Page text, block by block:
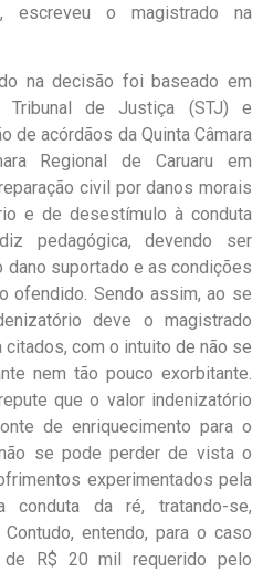
escreveu o magistrado na
na decisão foi baseado em
Tribunal de Justiça (STJ) e
de acórdãos da Quinta Câmara
Regional de Caruaru em
civil por danos morais
e de desestímulo à conduta
pedagógica, devendo ser
suportado e as condições
ofendido. Sendo assim, ao se
deve o magistrado
com o intuito de não se
nem tão pouco exorbitante.
que o valor indenizatório
de enriquecimento para o
se pode perder de vista o
experimentados pela
conduta da ré, tratando-se,
entendo, para o caso
R$ 20 mil requerido pelo